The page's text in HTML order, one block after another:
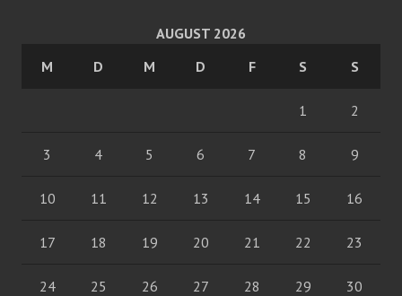
AUGUST 2026
M
D M D F S S
1 2
3 4 5 6 7 8 9
10 11 12 13 14 15 16
17 18 19 20 21 22 23
24 25 26 27 28 29 30